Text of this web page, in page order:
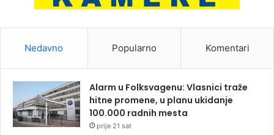
Nedavno Popularno Komentari
Alarm u Folksvagenu: Vlasnici traže
hitne promene, u planu ukidanje
100.000 radnih mesta
prije 21 sat